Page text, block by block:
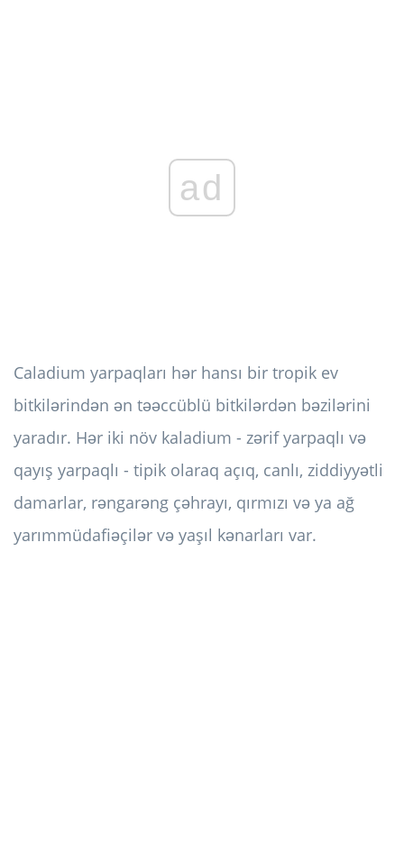
ad
Caladium yarpaqları hər hansı bir tropik ev
bitkilərindən ən təəccüblü bitkilərdən bəzilərini
yaradır. Hər iki növ kaladium - zərif yarpaqlı və
qayış yarpaqlı - tipik olaraq açıq, canlı, ziddiyyətli
damarlar, rəngarəng çəhrayı, qırmızı və ya ağ
yarımmüdafiəçilər və yaşıl kənarları var.